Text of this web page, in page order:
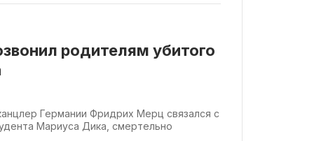
родителям убитого
Германии Фридрих Мерц связался с
Мариуса Дика, смертельно